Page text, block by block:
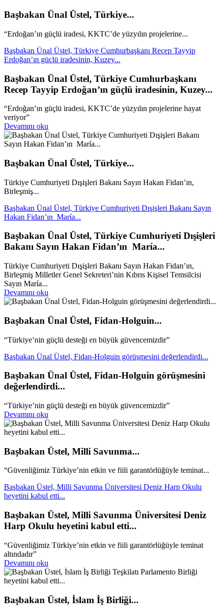
Başbakan Ünal Üstel, Türkiye...
“Erdoğan’ın güçlü iradesi, KKTC’de yüzyılın projelerine...
Başbakan Ünal Üstel, Türkiye Cumhurbaşkanı Recep Tayyip
Erdoğan’ın güçlü iradesinin, Kuzey...
Başbakan Ünal Üstel, Türkiye Cumhurbaşkanı
Recep Tayyip Erdoğan’ın güçlü iradesinin, Kuzey...
“Erdoğan’ın güçlü iradesi, KKTC’de yüzyılın projelerine hayat
veriyor”
Devamını oku
Başbakan Ünal Üstel, Türkiye...
Türkiye Cumhuriyeti Dışişleri Bakanı Sayın Hakan Fidan’ın,
Birleşmiş...
Başbakan Ünal Üstel, Türkiye Cumhuriyeti Dışişleri Bakanı Sayın
Hakan Fidan’ın María...
Başbakan Ünal Üstel, Türkiye Cumhuriyeti Dışişleri
Bakanı Sayın Hakan Fidan’ın María...
Türkiye Cumhuriyeti Dışişleri Bakanı Sayın Hakan Fidan’ın,
Birleşmiş Milletler Genel Sekreteri’nin Kıbrıs Kişisel Temsilcisi
Sayın María...
Devamını oku
Başbakan Ünal Üstel, Fidan-Holguin...
“Türkiye’nin güçlü desteği en büyük güvencemizdir”
Başbakan Ünal Üstel, Fidan-Holguin görüşmesini değerlendirdi...
Başbakan Ünal Üstel, Fidan-Holguin görüşmesini
değerlendirdi...
“Türkiye’nin güçlü desteği en büyük güvencemizdir”
Devamını oku
Başbakan Üstel, Milli Savunma...
“Güvenliğimiz Türkiye’nin etkin ve fiili garantörlüğüyle teminat...
Başbakan Üstel, Milli Savunma Üniversitesi Deniz Harp Okulu
heyetini kabul etti...
Başbakan Üstel, Milli Savunma Üniversitesi Deniz
Harp Okulu heyetini kabul etti...
“Güvenliğimiz Türkiye’nin etkin ve fiili garantörlüğüyle teminat
altındadır”
Devamını oku
Başbakan Üstel, İslam İş Birliği...